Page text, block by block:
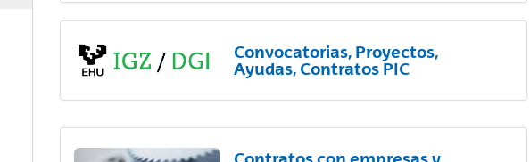
Convocatorias, Proyectos,
Ayudas, Contratos PIC